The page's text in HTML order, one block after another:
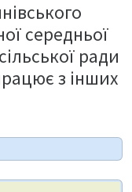
середньої
ради
з інших